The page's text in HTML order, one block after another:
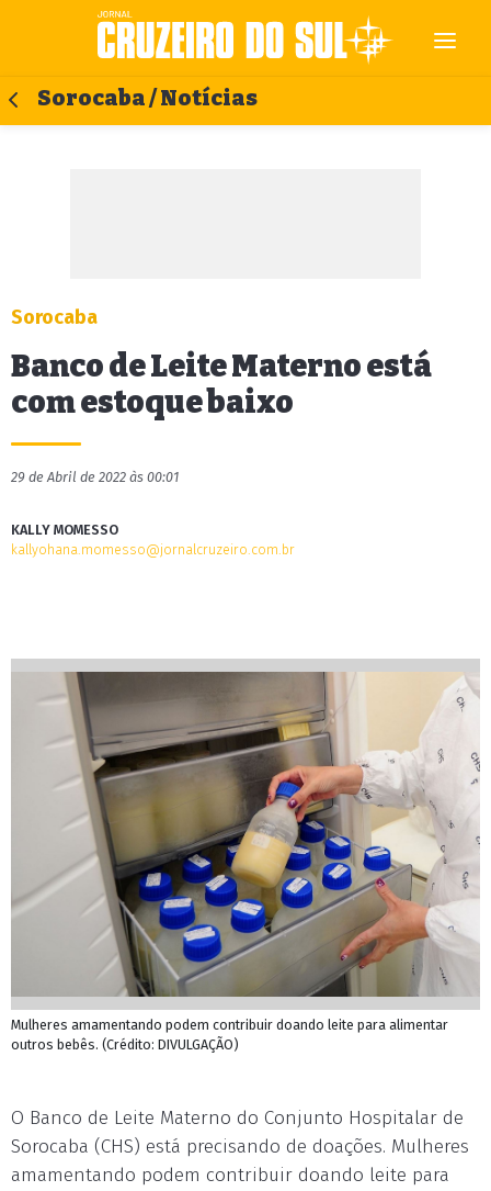
Sorocaba / Notícias
Sorocaba
Banco de Leite Materno está
com estoque baixo
29 de Abril de 2022 às 00:01
KALLY MOMESSO
kallyohana.momesso@jornalcruzeiro.com.br
Mulheres amamentando podem contribuir doando leite para alimentar
outros bebês. (Crédito: DIVULGAÇÃO)
O Banco de Leite Materno do Conjunto Hospitalar de
Sorocaba (CHS) está precisando de doações. Mulheres
amamentando podem contribuir doando leite para